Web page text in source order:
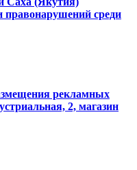
правонарушений среди
рекламных
2, магазин